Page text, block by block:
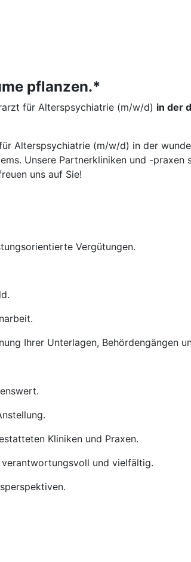
pflanzen.*
für Alterspsychiatrie (m/w/d) in der
Alterspsychiatrie (m/w/d) in der
Unsere Partnerkliniken und -praxen
uns auf Sie!
Vergütungen.
Ihrer Unterlagen, Behördengängen
Kliniken und Praxen.
und vielfältig.